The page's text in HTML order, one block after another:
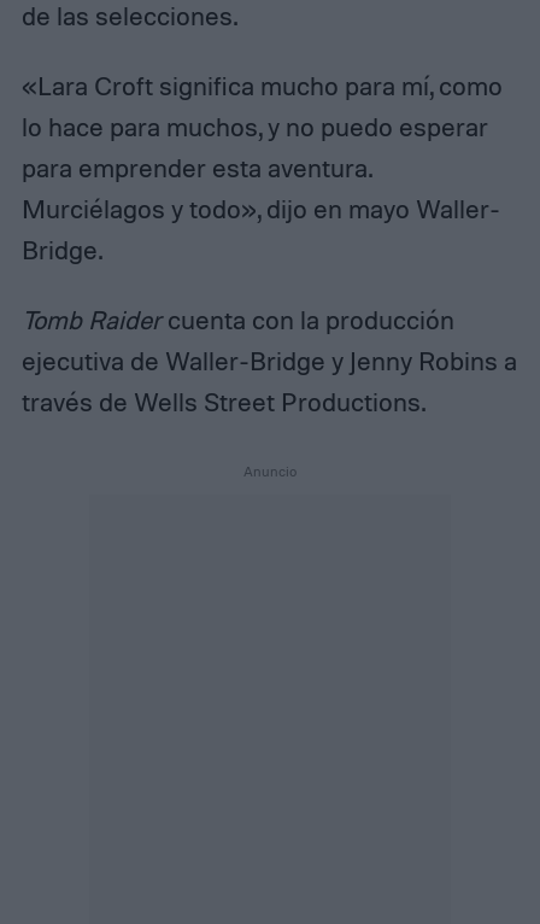
de las selecciones.
«Lara Croft significa mucho para mí, como
lo hace para muchos, y no puedo esperar
para emprender esta aventura.
Murciélagos y todo», dijo en mayo Waller-
Bridge.
Tomb Raidercuenta con la producción
ejecutiva de Waller-Bridge y Jenny Robins a
través de Wells Street Productions.